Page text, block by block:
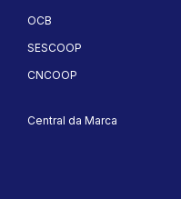
OCB
SESCOOP
CNCOOP
Central da Marca